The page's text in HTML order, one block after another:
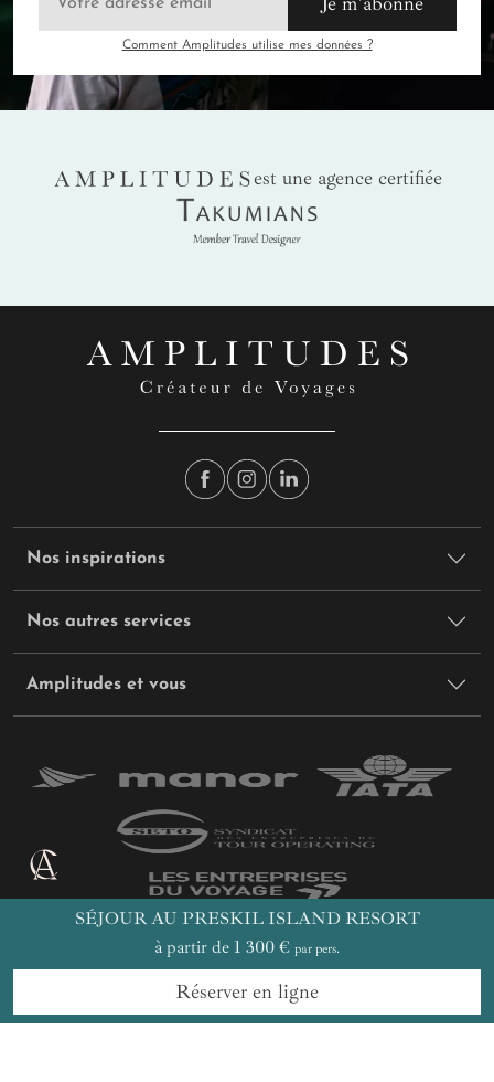
DEMANDER UN DEVIS
SÉJOUR AU PRESKIL ISLAND RESORT
à partir de 1 300 € par pers.
Réserver en ligne
Comment Amplitudes utilise mes données ?
AMPLITUDES
est une agence certifiée
Takumians
Nos inspirations
Nos autres services
Amplitudes et vous
Plan du site